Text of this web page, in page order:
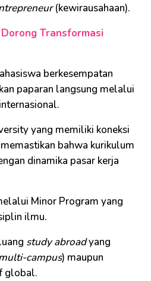
(kewirausahaan).
Transformasi
berkesempatan
paparan langsung melalui
yang memiliki koneksi
bahwa kurikulum
dinamika pasar kerja
Minor Program yang
ilmu.
study abroadyang
campus) maupun
global.